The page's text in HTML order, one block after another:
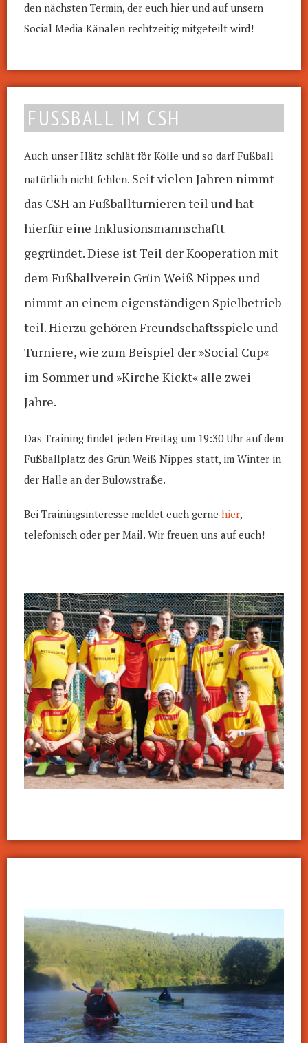
den nächsten Termin, der euch hier und auf unsern
Social Media Känalen rechtzeitig mitgeteilt wird!
FUSSBALL IM CSH
Auch unser Hätz schlät för Kölle und so darf Fußball
natürlich nicht fehlen. Seit vielen Jahren nimmt
das CSH an Fußballturnieren teil und hat
hierfür eine Inklusionsmannschaftt
gegründet. Diese ist Teil der Kooperation mit
dem Fußballverein Grün Weiß Nippes und
nimmt an einem eigenständigen Spielbetrieb
teil. Hierzu gehören Freundschaftsspiele und
Turniere, wie zum Beispiel der »Social Cup«
im Sommer und »Kirche Kickt« alle zwei
Jahre.
Das Training findet jeden Freitag um 19:30 Uhr auf dem
Fußballplatz des Grün Weiß Nippes statt, im Winter in
der Halle an der Bülowstraße.
Bei Trainingsinteresse meldet euch gerne hier,
telefonisch oder per Mail. Wir freuen uns auf euch!